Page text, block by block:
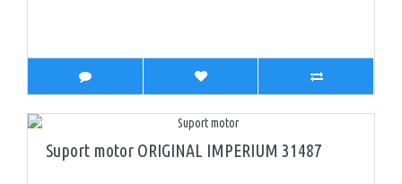
Suport motor ORIGINAL IMPERIUM 31487